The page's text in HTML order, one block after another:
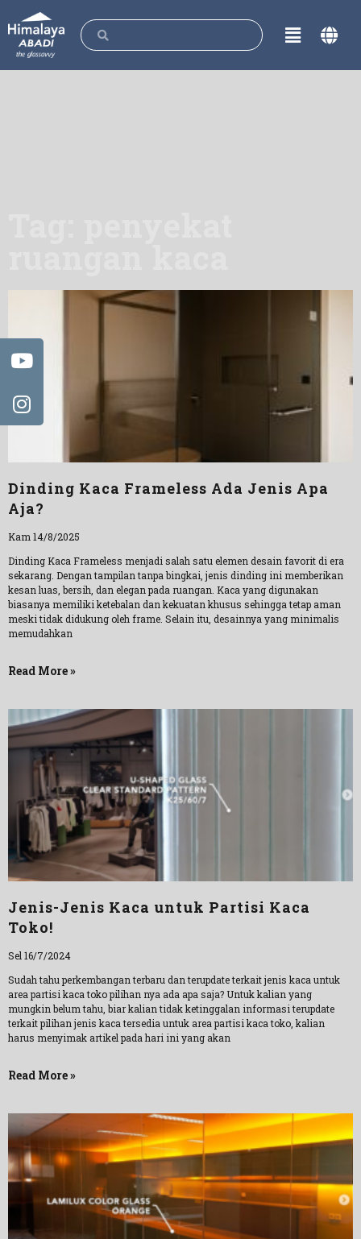
Dinding Kaca Frameless Ada Jenis Apa
Aja?
Kam 14/8/2025
Dinding Kaca Frameless menjadi salah satu elemen desain favorit di era
sekarang. Dengan tampilan tanpa bingkai, jenis dinding ini memberikan
kesan luas, bersih, dan elegan pada ruangan. Kaca yang digunakan
biasanya memiliki ketebalan dan kekuatan khusus sehingga tetap aman
meski tidak didukung oleh frame. Selain itu, desainnya yang minimalis
memudahkan
Read More »
Jenis-Jenis Kaca untuk Partisi Kaca
Toko!
Sel 16/7/2024
Sudah tahu perkembangan terbaru dan terupdate terkait jenis kaca untuk
area partisi kaca toko pilihan nya ada apa saja? Untuk kalian yang
mungkin belum tahu, biar kalian tidak ketinggalan informasi terupdate
terkait pilihan jenis kaca tersedia untuk area partisi kaca toko, kalian
harus menyimak artikel pada hari ini yang akan
Read More »